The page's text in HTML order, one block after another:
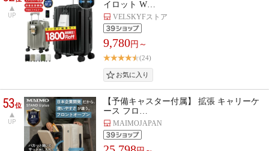
UP
イロット W…
VELSKYFストア
9,780円～
(24)
53位
UP
【予備キャスター付属】 拡張 キャリーケ
ース フロ…
MAIMOJAPAN